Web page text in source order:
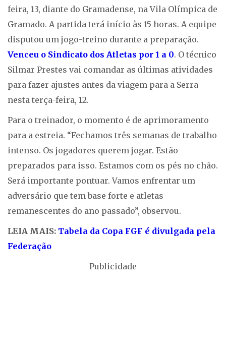
feira, 13, diante do Gramadense, na Vila Olímpica de
Gramado. A partida terá início às 15 horas. A equipe
disputou um jogo-treino durante a preparação.
Venceu o Sindicato dos Atletas por 1 a 0. O técnico
Silmar Prestes vai comandar as últimas atividades
para fazer ajustes antes da viagem para a Serra
nesta terça-feira, 12.
Para o treinador, o momento é de aprimoramento
para a estreia. “Fechamos três semanas de trabalho
intenso. Os jogadores querem jogar. Estão
preparados para isso. Estamos com os pés no chão.
Será importante pontuar. Vamos enfrentar um
adversário que tem base forte e atletas
remanescentes do ano passado”, observou.
LEIA MAIS: Tabela da Copa FGF é divulgada pela
Federação
Publicidade